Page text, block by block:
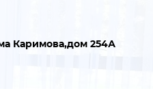
Каримова,дом 254А